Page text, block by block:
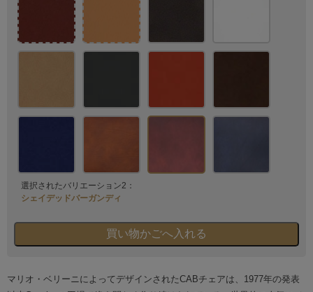
選択されたバリエーション2：
シェイデッドバーガンディ
マリオ・ベリーニによってデザインされたCABチェアは、1977年の発表